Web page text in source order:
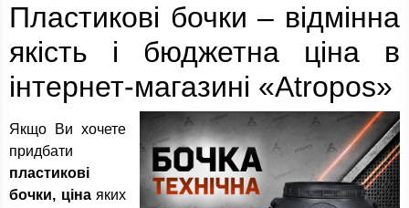
Пластикові бочки – відмінна
якість і бюджетна ціна в
інтернет-магазині «Atropos»
Якщо Ви хочете
придбати
пластикові
бочки, цінаяких